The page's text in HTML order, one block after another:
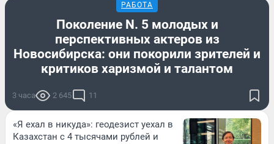
РАБОТА
Поколение N. 5 молодых и
перспективных актеров из
Новосибирска: они покорили зрителей и
критиков харизмой и талантом
3 часа 2 645 11
«Я ехал в никуда»: геодезист уехал в
Казахстан с 4 тысячами рублей и